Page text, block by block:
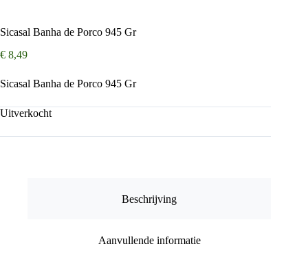
Sicasal Banha de Porco 945 Gr
€ 8,49
Sicasal Banha de Porco 945 Gr
Uitverkocht
Beschrijving
Aanvullende informatie